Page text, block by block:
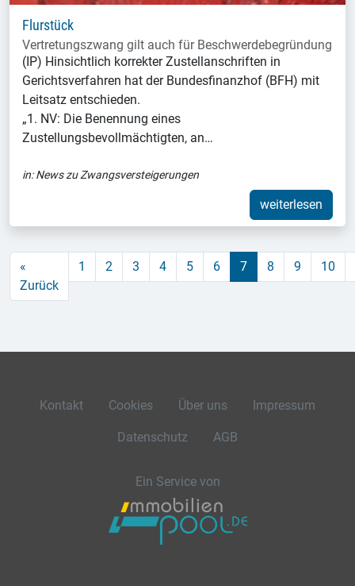
Flurstück
Vertretungszwang gilt auch für Beschwerdebegründung
(IP) Hinsichtlich korrekter Zustellanschriften in
Gerichtsverfahren hat der Bundesfinanzhof (BFH) mit
Leitsatz entschieden.
„1. NV: Die Benennung eines
Zustellungsbevollmächtigten, an…
in:News zu Zwangsversteigerungen
weiterlesen
«
Zurück
1 2 3 4 5 6 7 8 9 10
Kontakt Cookies Über uns Impressum
Datenschutz AGB
Ein Service von